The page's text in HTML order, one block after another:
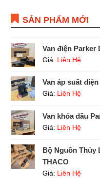
SẢN PHẨM MỚI
Van điện Parker
Giá: Liên Hệ
Van áp suất
Giá: Liên Hệ
Van khóa dầu
Giá: Liên Hệ
Bộ Nguồn Thủy
THACO
Giá: Liên Hệ